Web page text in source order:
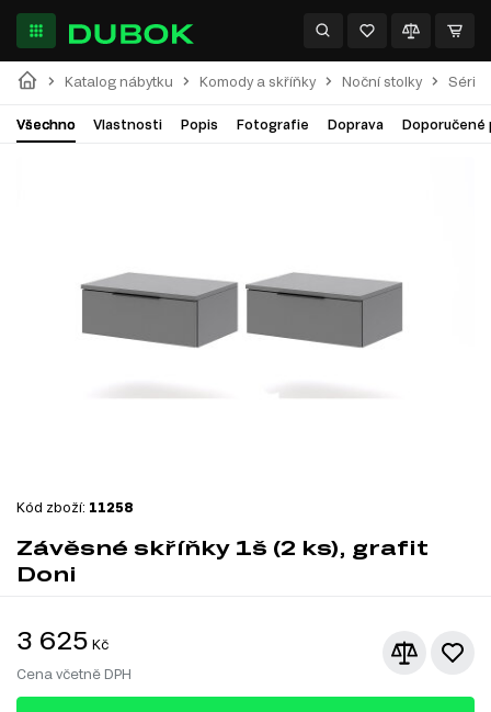
Katalog nábytku Komody a skříňky Noční stolky Série
Všechno Vlastnosti Popis Fotografie Doprava Doporučené
Kód zboží: 11258
Závěsné skříňky 1š (2 ks), grafit
Doni
3 625 Kč
Cena včetně DPH